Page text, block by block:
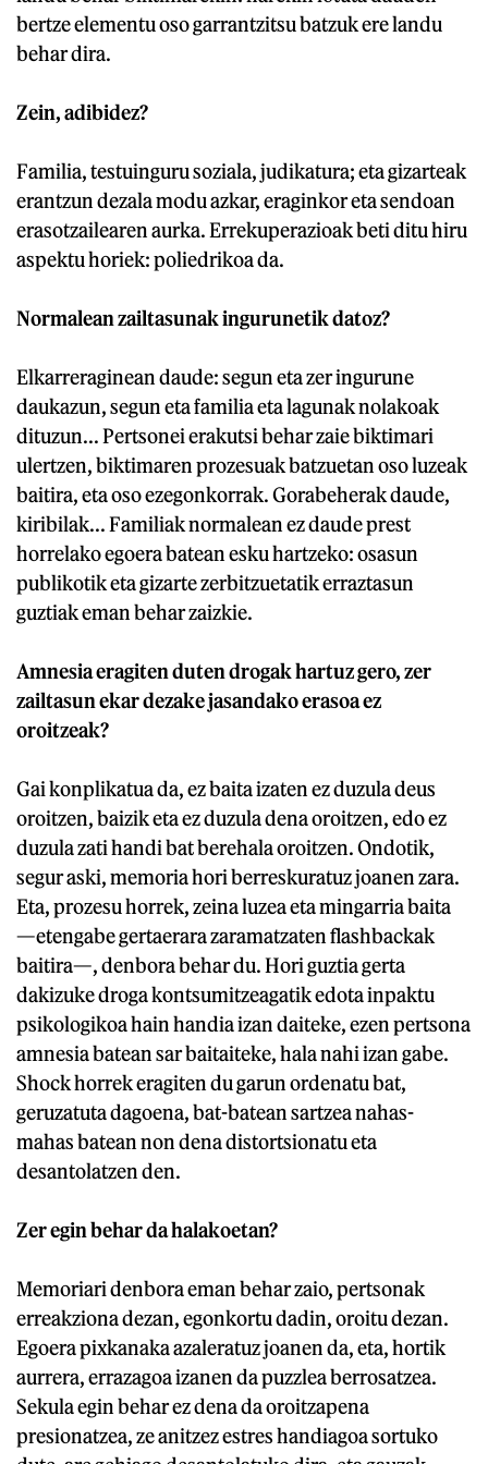
bertze elementu oso garrantzitsu batzuk ere landu
behar dira.
Zein, adibidez?
Familia, testuinguru soziala, judikatura; eta gizarteak
erantzun dezala modu azkar, eraginkor eta sendoan
erasotzailearen aurka. Errekuperazioak beti ditu hiru
aspektu horiek: poliedrikoa da.
Normalean zailtasunak ingurunetik datoz?
Elkarreraginean daude: segun eta zer ingurune
daukazun, segun eta familia eta lagunak nolakoak
dituzun... Pertsonei erakutsi behar zaie biktimari
ulertzen, biktimaren prozesuak batzuetan oso luzeak
baitira, eta oso ezegonkorrak. Gorabeherak daude,
kiribilak... Familiak normalean ez daude prest
horrelako egoera batean esku hartzeko: osasun
publikotik eta gizarte zerbitzuetatik erraztasun
guztiak eman behar zaizkie.
Amnesia eragiten duten drogak hartuz gero, zer
zailtasun ekar dezake jasandako erasoa ez
oroitzeak?
Gai konplikatua da, ez baita izaten ez duzula deus
oroitzen, baizik eta ez duzula dena oroitzen, edo ez
duzula zati handi bat berehala oroitzen. Ondotik,
segur aski, memoria hori berreskuratuz joanen zara.
Eta, prozesu horrek, zeina luzea eta mingarria baita
—etengabe gertaerara zaramatzaten flashbackak
baitira—, denbora behar du. Hori guztia gerta
dakizuke droga kontsumitzeagatik edota inpaktu
psikologikoa hain handia izan daiteke, ezen pertsona
amnesia batean sar baitaiteke, hala nahi izan gabe.
Shock horrek eragiten du garun ordenatu bat,
geruzatuta dagoena, bat-batean sartzea nahas-
mahas batean non dena distortsionatu eta
desantolatzen den.
Zer egin behar da halakoetan?
Memoriari denbora eman behar zaio, pertsonak
erreakziona dezan, egonkortu dadin, oroitu dezan.
Egoera pixkanaka azaleratuz joanen da, eta, hortik
aurrera, errazagoa izanen da puzzlea berrosatzea.
Sekula egin behar ez dena da oroitzapena
presionatzea, ze anitzez estres handiagoa sortuko